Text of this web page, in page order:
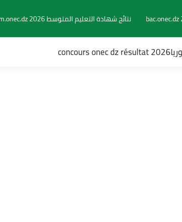
نتائج شهادة التعليم المتوسط 2026 bem.onec.dz
concours onec dz résultat 2026